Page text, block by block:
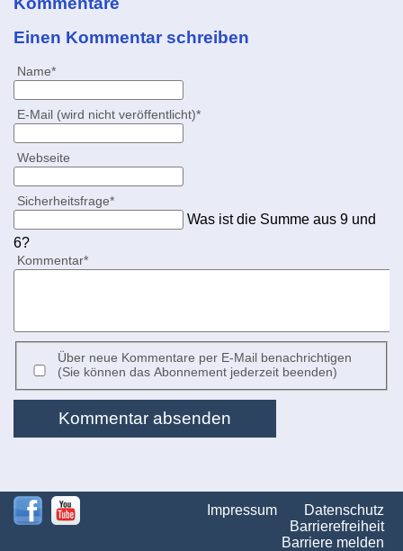
Einen Kommentar schreiben
Pflichtfeld
Name*
Pflichtfeld
E-Mail (wird nicht veröffentlicht)*
Webseite
Pflichtfeld
Sicherheitsfrage*
Was ist die Summe aus 9 und
6?
Pflichtfeld
Kommentar*
Über neue Kommentare per E-Mail benachrichtigen
(Sie können das Abonnement jederzeit beenden)
Kommentar absenden
Impressum
Datenschutz
Barrierefreiheit
Barriere melden